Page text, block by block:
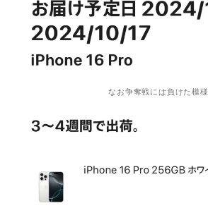
なお争奪戦には負けた模様